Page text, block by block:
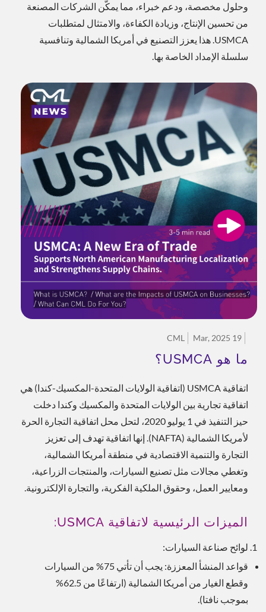
وحلول مخصصة، ودعم خبراء، مما يمكّن الشركات المصنعة
من تحسين الإنتاج، وزيادة الكفاءة، والامتثال لمتطلبات
USMCA. هذا يعزز التصنيع في أمريكا الشمالية وتنافسية
سلسلة الإمداد الخاصة بها.
19 Mar, 2025
CML
ما هو USMCA؟
اتفاقية USMCA (اتفاقية الولايات المتحدة-المكسيك-كندا) هي
اتفاقية تجارية بين الولايات المتحدة والمكسيك وكندا دخلت
حيز التنفيذ في 1 يوليو 2020، لتحل محل اتفاقية التجارة الحرة
لأمريكا الشمالية (NAFTA). إنها اتفاقية تهدف إلى تعزيز
التجارة والتنمية الاقتصادية في منطقة أمريكا الشمالية،
وتغطي مجالات مثل تصنيع السيارات، والمنتجات الزراعية،
ومعايير العمل، وحقوق الملكية الفكرية، والتجارة الإلكترونية.
الميزات الرئيسية لاتفاقية USMCA:
لوائح صناعة السيارات:
قواعد المنشأ المعززة: يجب أن تأتي 75% من السيارات
وقطع الغيار من أمريكا الشمالية (ارتفاعًا من 62.5%
بموجب نافتا).